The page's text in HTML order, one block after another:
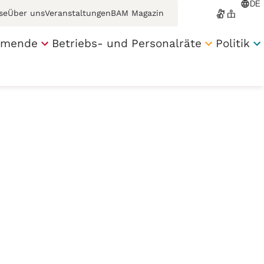
Über unsVeranstaltungenBAM Magazin
DE
Betriebs- und Personalräte Politik